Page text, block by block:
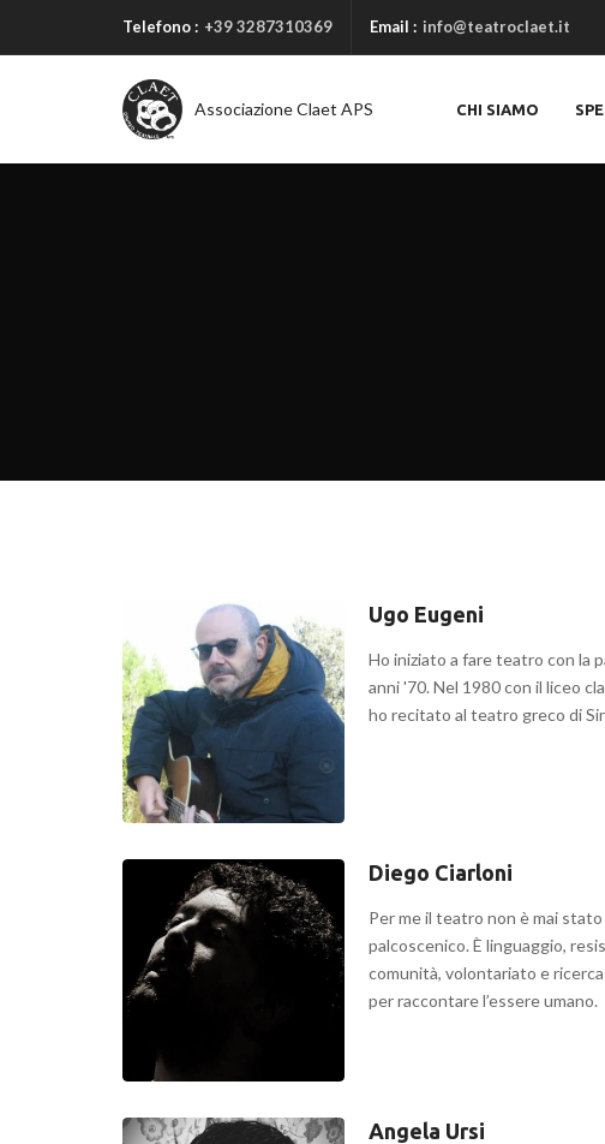
Telefono : +39 3287310369 Email : info@teatroclaet.it
Associazione Claet APS CHI SIAMO
Ugo Eugeni
Ho iniziato a fare teatro con la
anni '70. Nel 1980 con il liceo
ho recitato al teatro greco di
Diego Ciarloni
Per me il teatro non è mai
palcoscenico. È linguaggio,
comunità, volontariato e
per raccontare l’essere umano.
Angela Ursi